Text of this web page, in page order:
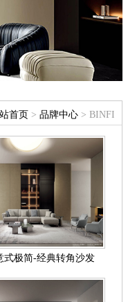
首页 > 品牌中心 > BINFI
式极简-经典转角沙发